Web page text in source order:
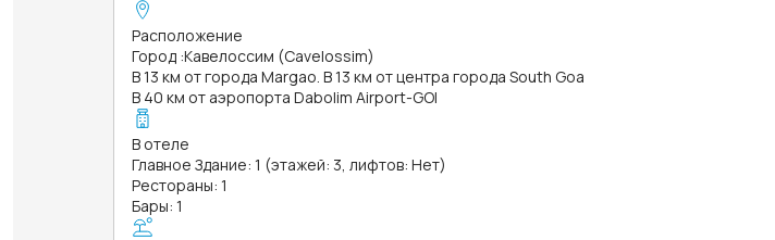
Расположение
Город :Кавелоссим (Cavelossim)
В 13 км от города Margao. В 13 км от центра города South Goa
В 40 км от аэропорта Dabolim Airport-GOI
В отеле
Главное Здание: 1 (этажей: 3, лифтов: Нет)
Рестораны: 1
Бары: 1